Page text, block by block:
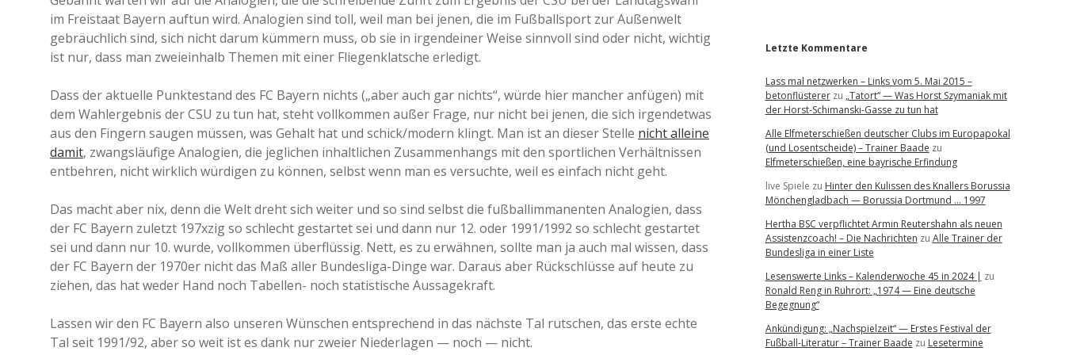
a
a
d
e
im Freistaat Bayern auftun wird. Analogien sind toll, weil man bei jenen, die im Fußballsport zur Außenwelt
gebräuchlich sind, sich nicht darum kümmern muss, ob sie in irgendeiner Weise sinnvoll sind oder nicht, wichtig
ist nur, dass man zweieinhalb Themen mit einer Fliegenklatsche erledigt.
Dass der aktuelle Punktestand des FC Bayern nichts („aber auch gar nichts“, würde hier mancher anfügen) mit
dem Wahlergebnis der CSU zu tun hat, steht vollkommen außer Frage, nur nicht bei jenen, die sich irgendetwas
aus den Fingern saugen müssen, was Gehalt hat und schick/modern klingt. Man ist an dieser Stelle nicht alleine
damit, zwangsläufige Analogien, die jeglichen inhaltlichen Zusammenhangs mit den sportlichen Verhältnissen
entbehren, nicht wirklich würdigen zu können, selbst wenn man es versuchte, weil es einfach nicht geht.
Das macht aber nix, denn die Welt dreht sich weiter und so sind selbst die fußballimmanenten Analogien, dass
der FC Bayern zuletzt 197xzig so schlecht gestartet sei und dann nur 12. oder 1991/1992 so schlecht gestartet
sei und dann nur 10. wurde, vollkommen überflüssig. Nett, es zu erwähnen, sollte man ja auch mal wissen, dass
der FC Bayern der 1970er nicht das Maß aller Bundesliga-Dinge war. Daraus aber Rückschlüsse auf heute zu
ziehen, das hat weder Hand noch Tabellen- noch statistische Aussagekraft.
Lassen wir den FC Bayern also unseren Wünschen entsprechend in das nächste Tal rutschen, das erste echte
Tal seit 1991/92, aber so weit ist es dank nur zweier Niederlagen — noch — nicht.
Letzte Kommentare
Lass mal netzwerken – Links vom 5. Mai 2015 –
betonflüstererzu „Tatort“ — Was Horst Szymaniak mit
der Horst-Schimanski-Gasse zu tun hat
Alle Elfmeterschießen deutscher Clubs im Europapokal
(und Losentscheide) – Trainer Baade zu
Elfmeterschießen, eine bayrische Erfindung
live Spiele zu Hinter den Kulissen des Knallers Borussia
Mönchengladbach — Borussia Dortmund … 1997
Hertha BSC verpflichtet Armin Reutershahn als neuen
Assistenzcoach! – Die Nachrichten zu Alle Trainer der
Bundesliga in einer Liste
Lesenswerte Links – Kalenderwoche 45 in 2024 | zu
Ronald Reng in Ruhrort: „1974 — Eine deutsche
Begegnung“
Ankündigung: „Nachspielzeit“ — Erstes Festival der
Fußball-Literatur – Trainer Baade zu Lesetermine